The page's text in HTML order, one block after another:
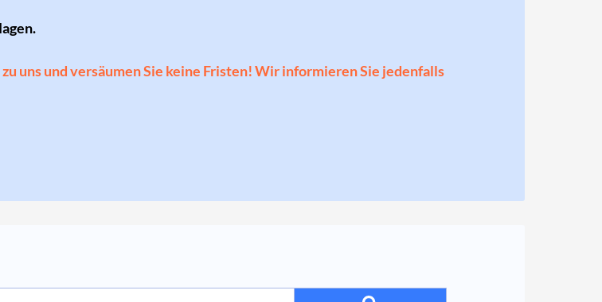
uns und versäumen Sie keine Fristen! Wir informieren Sie jedenfalls